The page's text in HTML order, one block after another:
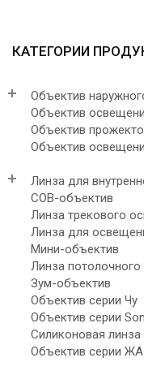
КАТЕГОРИИ
Объектив
Объектив
Объектив
Объектив
Линза для
COB-объектив
Линза трекового
Линза для
Мини-объектив
Линза
Зум-объектив
Объектив серии Чу
Объектив серии
Силиконовая линза
Объектив серии